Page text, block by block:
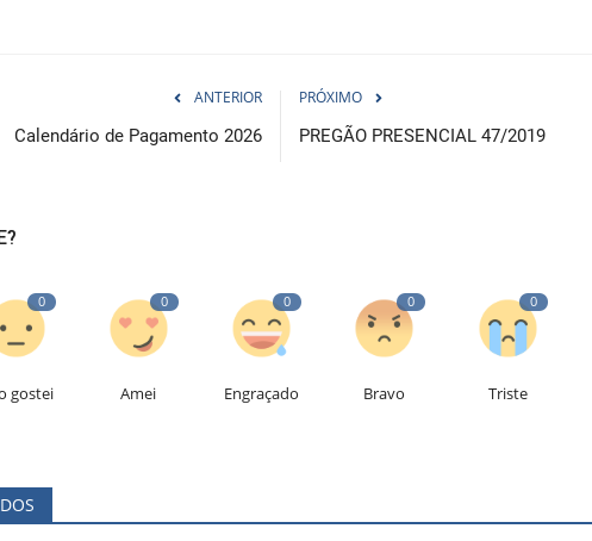
ANTERIOR
Calendário de Pagamento 2026
PRÓXIMO
PREGÃO PRESENCIAL 47/2019
0
gostei
0
Amei
0
Engraçado
0
Bravo
0
Triste